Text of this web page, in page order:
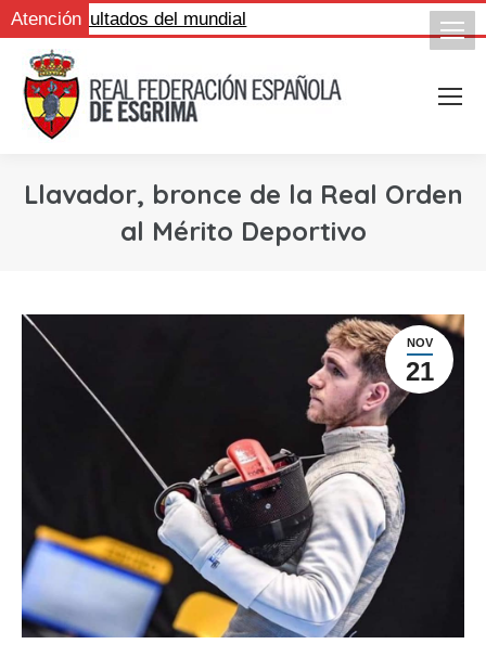
Atención
los resultados del mundial
Llavador, bronce de la Real Orden
al Mérito Deportivo
NOV
21